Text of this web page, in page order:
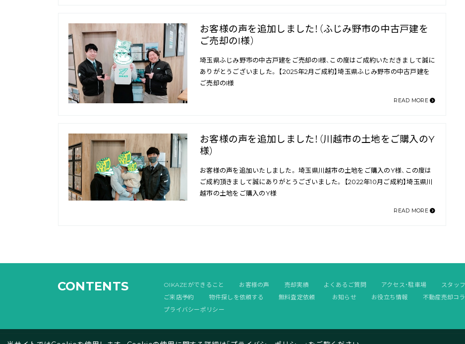
お客様の声を追加しました！（ふじみ野市の中古戸建を
ご売却のI様）
埼玉県ふじみ野市の中古戸建をご売却のI様、この度はご成約いただきまして誠に
ありがとうございました。 【2025年2月ご成約】埼玉県ふじみ野市の中古戸建を
ご売却のI様
READ MORE
お客様の声を追加しました！（川越市の土地をご購入のY
様）
お客様の声を追加いたしました。 埼玉県川越市の土地をご購入のY様、この度は
ご成約頂きまして誠にありがとうございました。 【2022年10月ご成約】埼玉県川
越市の土地をご購入のY様
READ MORE
CONTENTS OIKAZEができること お客様の声 売却実績 よくあるご質問 アクセス・駐車場 スタッ
ご来店予約
物件探しを依頼する 無料査定依頼 お知らせ お役立ち情報 不動産売却コ
プライバシーポリシー